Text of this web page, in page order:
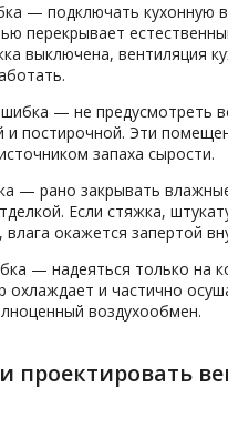
— подключать кухонную
перекрывает
выключена, вентиляция
— не предусмотреть
и постирочной. Эти
запаха сырости.
— рано закрывать
Если стяжка,
влага окажется запертой
— надеяться только на
охлаждает и частично
воздухообмен.
проектировать